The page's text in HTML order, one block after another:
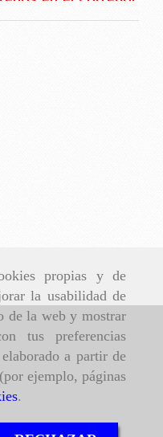
propias y de
la usabilidad de
de la web y mostrar
tus preferencias
a partir de
ejemplo, páginas
.